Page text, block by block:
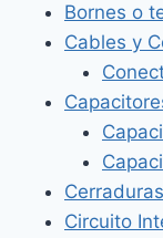
Bornes o
Cables y
Cerraduras
Circuito